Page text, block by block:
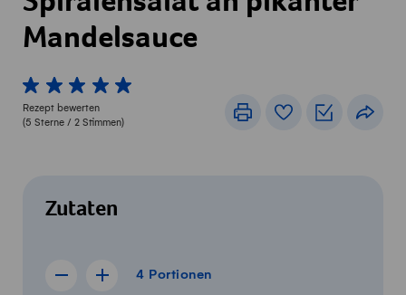
Mandelsauce
1 von 5 Sterne
2 von 5 Sterne
3 von 5 Sterne
4 von 5 Sterne
5 von 5 Sterne
Rezept bewerten
(5 Sterne / 2 Stimmen)
DruckenRezeptbuch
Zutaten
4 Portionen
Rezept für 3 Portionen anzeigen
Rezept für 5 Portionen anzeigen
4 Portionen